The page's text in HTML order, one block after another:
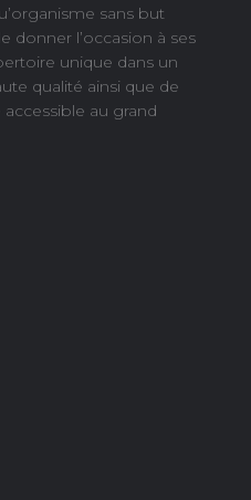
sans but
donner l’occasion à ses
unique dans un
qualité ainsi que de
au grand